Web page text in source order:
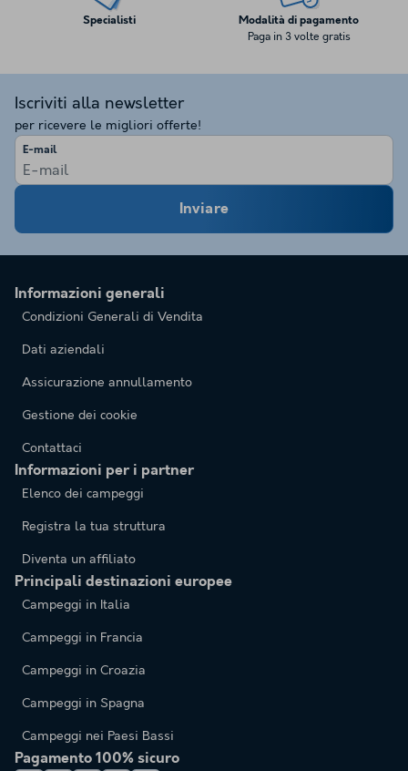
Specialisti Modalità di pagamento
Paga in 3 volte gratis
Iscriviti alla newsletter
per ricevere le migliori offerte!
E-mail
Inviare
Informazioni generali
Condizioni Generali di Vendita
Dati aziendali
Assicurazione annullamento
Gestione dei cookie
Contattaci
Informazioni per i partner
Elenco dei campeggi
Registra la tua struttura
Diventa un affiliato
Principali destinazioni europee
Campeggi in Italia
Campeggi in Francia
Campeggi in Croazia
Campeggi in Spagna
Campeggi nei Paesi Bassi
Pagamento 100% sicuro